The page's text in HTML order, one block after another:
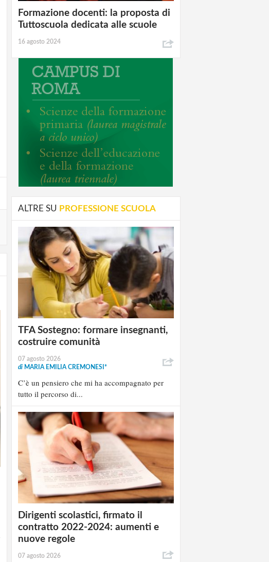
Formazione docenti: la proposta di
Tuttoscuola dedicata alle scuole
16 agosto 2024
ALTRE SU PROFESSIONE SCUOLA
TFA Sostegno: formare insegnanti,
costruire comunità
07 agosto 2026
di MARIA EMILIA CREMONESI*
C’è un pensiero che mi ha accompagnato per
tutto il percorso di...
Dirigenti scolastici, firmato il
contratto 2022-2024: aumenti e
nuove regole
07 agosto 2026